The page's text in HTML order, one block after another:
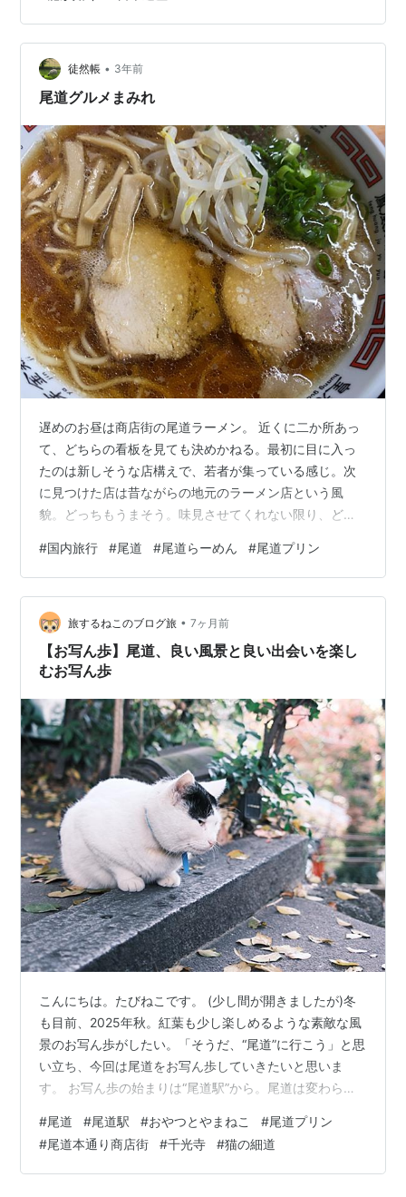
２：５１） 「龍が如く６ 命の詩。」のゲーム内にも登場
した有名店「おやつとやまねこ」で尾道プリンを購入し
ました。（１３：０３） 尾道本通り商店街を進み、昼食
をいただく「尾道ラーメン壱番館」を目指します。（１
３：０８） 有名店の尾道ラーメンを美味し…
徒然帳 • 3年前
尾道グルメまみれ
遅めのお昼は商店街の尾道ラーメン。 近くに二か所あっ
て、どちらの看板を見ても決めかねる。最初に目に入っ
たのは新しそうな店構えで、若者が集っている感じ。次
に見つけた店は昔ながらの地元のラーメン店という風
貌。どっちもうまそう。味見させてくれない限り、どっ
い。 エンドレス往復に終止符を打ってくれたのは、ふた
つめのラーメン屋さん。店主に声をかけられてこちらに
入ることに決めた。 おすすめ通り、尾道らーめんとチャ
ーハンのセットを注文。ここに来る前に立派なモーニン
グとケーキを食べているのでチャーハンまで腹に入るか
不安だったが、めちゃくちゃおいしかったので両品と…
#国内旅行 #尾道 #尾道らーめん #尾道プリン
旅するねこのブログ旅 • 7ヶ月前
【お写ん歩】尾道、良い風景と良い出会いを楽し
むお写ん歩
こんにちは。たびねこです。 (少し間が開きましたが)冬
も目前、2025年秋。紅葉も少し楽しめるような素敵な風
景のお写ん歩がしたい。「そうだ、“尾道”に行こう」と思
い立ち、今回は尾道をお写ん歩していきたいと思いま
す。 お写ん歩の始まりは“尾道駅”から。尾道は変わらず
葉の風景。ここからのお写ん歩が楽しみになってきま
す。 まずは尾道駅の前に広場から海を感じます。海を隔
ててすぐそこにある島風景。眺めていると穏やかな気持
#尾道 #尾道駅 #おやつとやまねこ #尾道プリン
#尾道本通り商店街 #千光寺 #猫の細道